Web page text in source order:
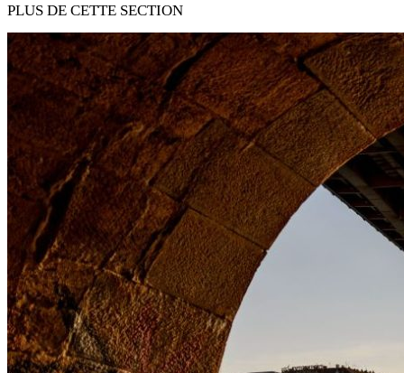
PLUS DE CETTE SECTION